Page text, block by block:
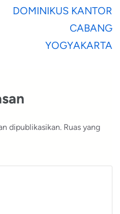
DOMINIKUS KANTOR
CABANG
YOGYAKARTA
dipublikasikan. Ruas yang